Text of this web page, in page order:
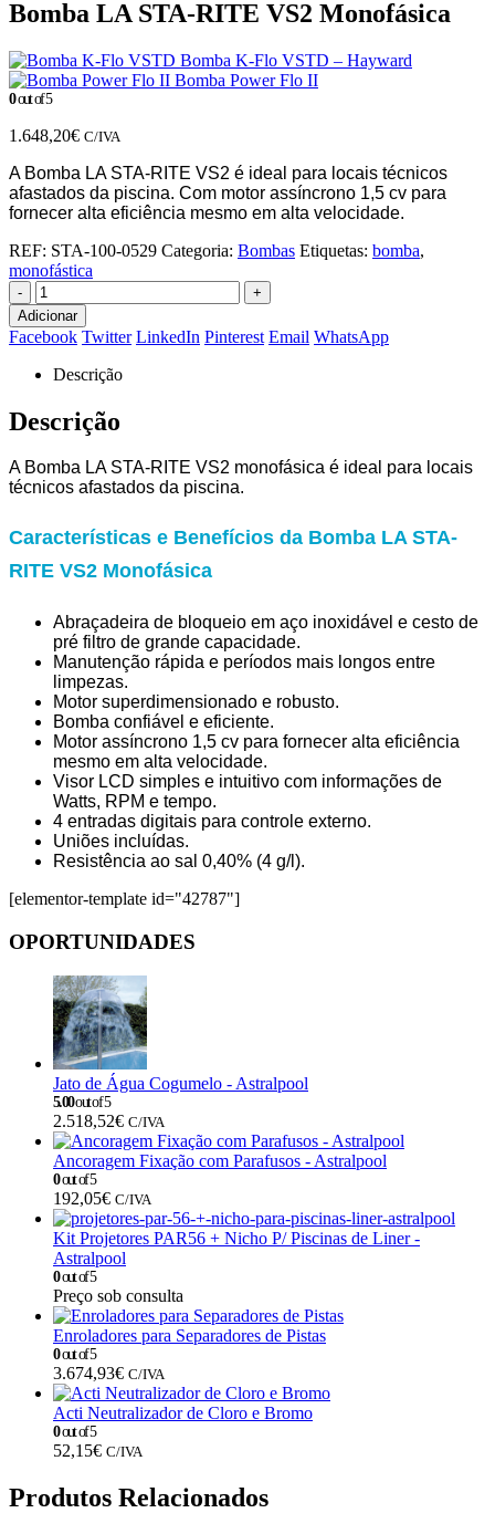
Bomba LA STA-RITE VS2 Monofásica
Bomba K-Flo VSTD – Hayward
Bomba Power Flo II
0out of 5
1.648,20€ C/IVA
A Bomba LA STA-RITE VS2 é ideal para locais técnicos
afastados da piscina. Com motor assíncrono 1,5 cv para
fornecer alta eficiência mesmo em alta velocidade.
REF: STA-100-0529 Categoria: Bombas Etiquetas: bomba,
monofástica
-
+
Adicionar
Facebook Twitter LinkedIn Pinterest Email WhatsApp
Descrição
Descrição
A Bomba LA STA-RITE VS2 monofásica é ideal para locais
técnicos afastados da piscina.
Características e Benefícios da Bomba LA STA-
RITE VS2 Monofásica
Abraçadeira de bloqueio em aço inoxidável e cesto de
pré filtro de grande capacidade.
Manutenção rápida e períodos mais longos entre
limpezas.
Motor superdimensionado e robusto.
Bomba confiável e eficiente.
Motor assíncrono 1,5 cv para fornecer alta eficiência
mesmo em alta velocidade.
Visor LCD simples e intuitivo com informações de
Watts, RPM e tempo.
4 entradas digitais para controle externo.
Uniões incluídas.
Resistência ao sal 0,40% (4 g/l).
[elementor-template id="42787"]
OPORTUNIDADES
Jato de Água Cogumelo - Astralpool
5.00out of 5
2.518,52€ C/IVA
Ancoragem Fixação com Parafusos - Astralpool
0out of 5
192,05€ C/IVA
Kit Projetores PAR56 + Nicho P/ Piscinas de Liner -
Astralpool
0out of 5
Preço sob consulta
Enroladores para Separadores de Pistas
0out of 5
3.674,93€ C/IVA
Acti Neutralizador de Cloro e Bromo
0out of 5
52,15€ C/IVA
Produtos Relacionados